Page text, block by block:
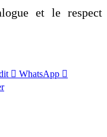
et le respect
WhatsApp